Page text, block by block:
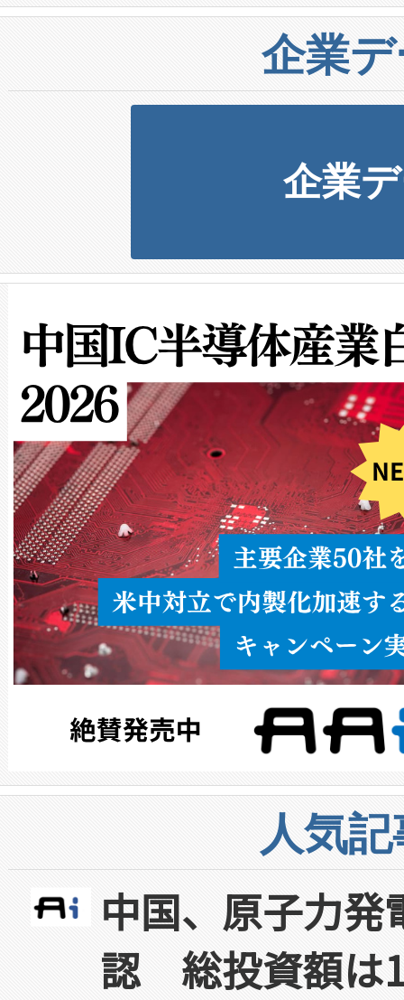
企業
企業
人気
中国、原子力
認 総投資額は